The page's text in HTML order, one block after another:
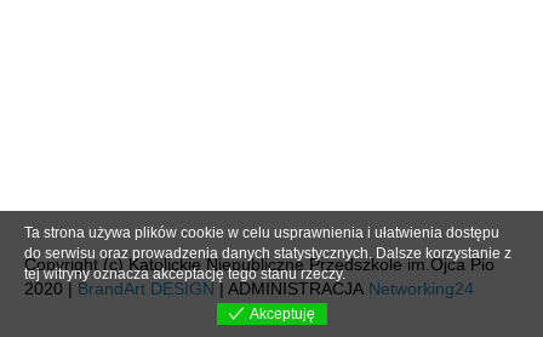
Copyright (c) Katolickie Niepubliczne Przedszkole im.Ojca Pio
2020 | BrandArt DESIGN | ADMINISTRACJA Networking24
Ta strona używa plików cookie w celu usprawnienia i ułatwienia dostępu
do serwisu oraz prowadzenia danych statystycznych. Dalsze korzystanie z
tej witryny oznacza akceptację tego stanu rzeczy.
Akceptuję